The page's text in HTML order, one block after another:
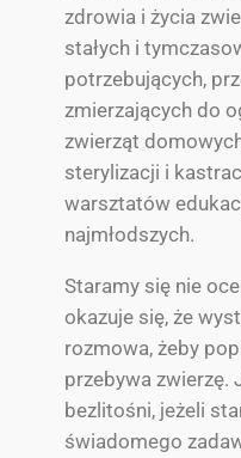
zdrowia i życia
stałych i
potrzebujących,
zmierzających do
zwierząt
sterylizacji i
warsztatów
najmłodszych.
Staramy się nie
okazuje się, że
rozmowa, żeby
przebywa zwierzę.
bezlitośni, jeżeli
świadomego